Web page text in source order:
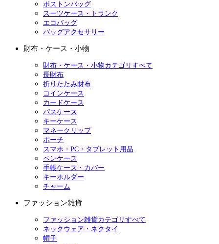
ボストンバッグ
スーツケース・トランク
エコバッグ
バッグアクセサリー
財布・ケース・小物
財布・ケース・小物カテゴリすべて
長財布
折りたたみ財布
コインケース
カードケース
パスケース
キーケース
マネークリップ
ポーチ
スマホ・PC・タブレット用品
ペンケース
手帳ケース・カバー
キーホルダー
チャーム
ファッション雑貨
ファッション雑貨カテゴリすべて
ネックウェア・ネクタイ
帽子